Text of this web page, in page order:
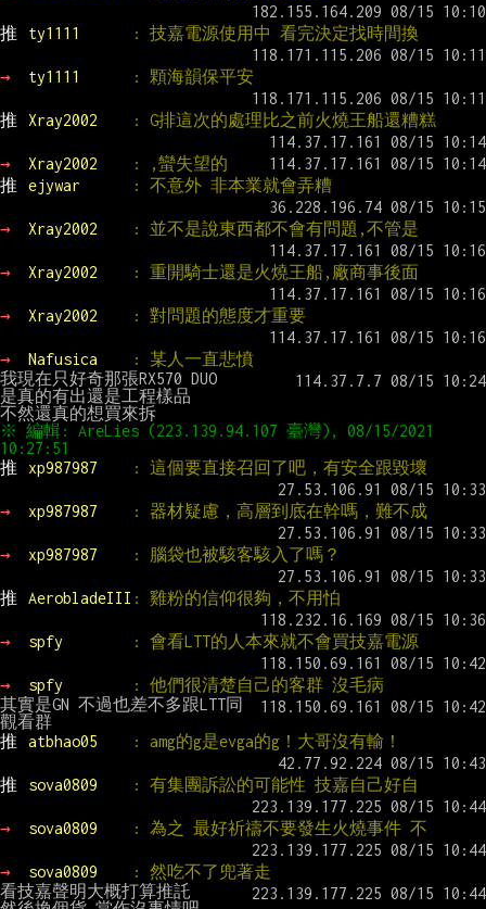
推 ty1111 : 技嘉電源使用中 看完決定找時間換
→ ty1111 : 顆海韻保平安
推 Xray2002 : G排這次的處理比之前火燒王船還糟糕
→ Xray2002
: ,蠻失望的
推
ejywar : 不意外 非本業就會弄糟
→ Xray2002 : 並不是說東西都不會有問題,不管是
→ Xray2002 : 重開騎士還是火燒王船,廠商事後面
→ Xray2002 : 對問題的態度才重要
→ Nafusica
: 某人一直悲憤
我現在只好奇那張RX570 DUO
是真的有出還是工程樣品
※ 編輯: AreLies (223.139.94.107 臺灣), 08/15/2021
10:27:51
推
xp987987 : 這個要直接召回了吧，有安全跟毀壞
→ xp987987 : 器材疑慮，高層到底在幹嗎，難不成
→ xp987987 : 腦袋也被駭客駭入了嗎？
推 AerobladeIII : 雞粉的信仰很夠，不用怕
→ spfy : 會看LTT的人本來就不會買技嘉電源
→ spfy
: 他們很清楚自己的客群 沒毛病
其實是GN 不過也差不多跟LTT同
推
atbhao05 : amg的g是evga的g！大哥沒有輸！
推 sova0809 : 有集團訴訟的可能性 技嘉自己好自
→ sova0809 : 為之 最好祈禱不要發生火燒事件 不
→ sova0809
: 然吃不了兜著走
看技嘉聲明大概打算推託